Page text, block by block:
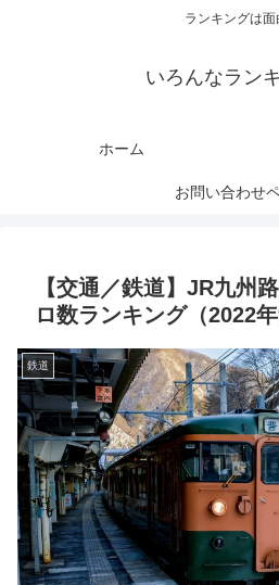
ランキングは面
いろんなラン
ホーム
お問い合わせ
【交通／鉄道】JR九州
ロ数ランキング（2022年
鉄道